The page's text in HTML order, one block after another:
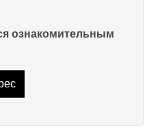
ознакомительным